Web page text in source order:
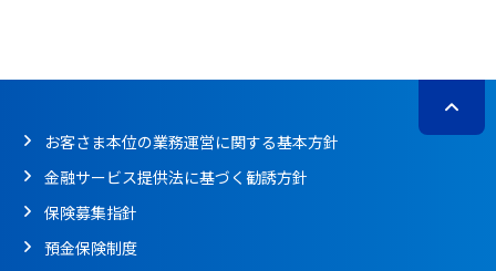
お客さま本位の業務運営に関する基本方針
金融サービス提供法に基づく勧誘方針
保険募集指針
預金保険制度